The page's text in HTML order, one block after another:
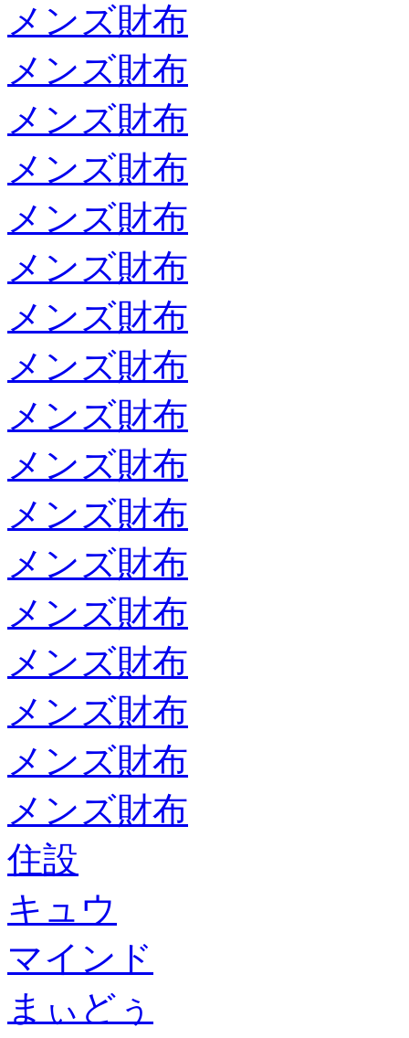
メンズ財布
メンズ財布
メンズ財布
メンズ財布
メンズ財布
メンズ財布
メンズ財布
メンズ財布
メンズ財布
メンズ財布
メンズ財布
メンズ財布
メンズ財布
メンズ財布
メンズ財布
メンズ財布
メンズ財布
住設
キュウ
マインド
まぃどぅ